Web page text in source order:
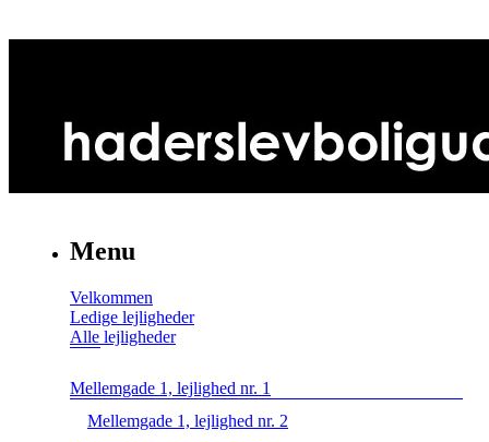
Menu
Velkommen
Ledige lejligheder
Alle lejligheder
Mellemgade 1, lejlighed nr. 1
Mellemgade 1, lejlighed nr. 2